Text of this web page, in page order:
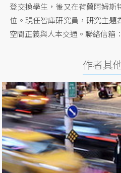
登交換學生，後又在荷蘭阿姆斯
位。現任智庫研究員，研究主題
空間正義與人本交通。聯絡信箱
作者其